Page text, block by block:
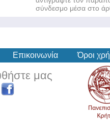
σύνδεσμο μέσα στο
Επικοινωνία Όροι
μας